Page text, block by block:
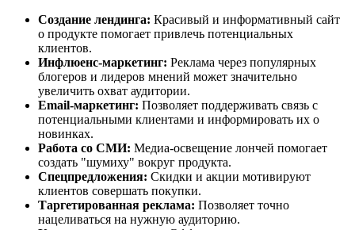
Создание лендинга: Красивый и информативный сайт
о продукте помогает привлечь потенциальных
клиентов.
Инфлюенс-маркетинг: Реклама через популярных
блогеров и лидеров мнений может значительно
увеличить охват аудитории.
Email-маркетинг: Позволяет поддерживать связь с
потенциальными клиентами и информировать их о
новинках.
Работа со СМИ: Медиа-освещение лончей помогает
создать "шумиху" вокруг продукта.
Спецпредложения: Скидки и акции мотивируют
клиентов совершать покупки.
Таргетированная реклама: Позволяет точно
нацеливаться на нужную аудиторию.